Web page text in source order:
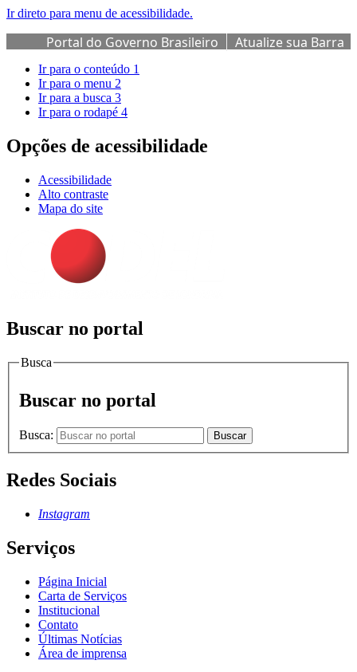
Ir direto para menu de acessibilidade.
Portal do Governo Brasileiro
Atualize sua Barra
de Governo
Ir para o conteúdo 1
Ir para o menu 2
Ir para a busca 3
Ir para o rodapé 4
Opções de acessibilidade
Acessibilidade
Alto contraste
Mapa do site
Buscar no portal
Busca
Buscar no portal
Busca: Buscar
Redes Sociais
Instagram
Serviços
Página Inicial
Carta de Serviços
Institucional
Contato
Últimas Notícias
Área de imprensa